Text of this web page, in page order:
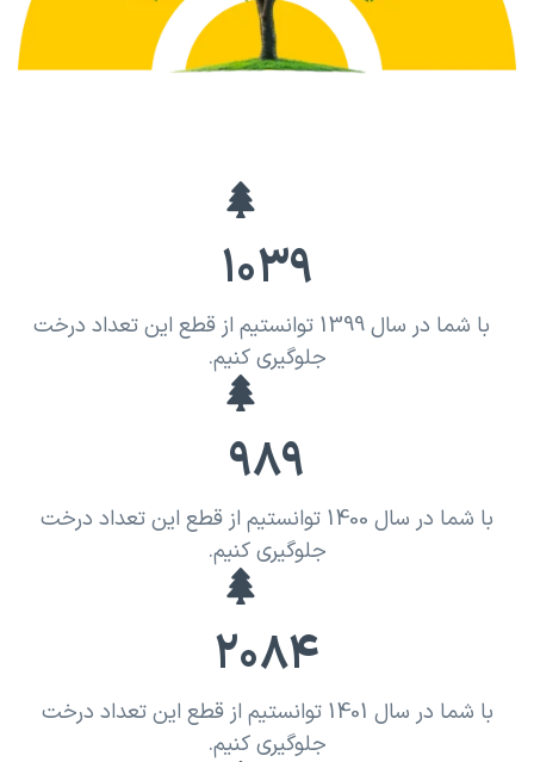
1039
با شما در سال 1399 توانستیم از قطع این تعداد درخت
جلوگیری کنیم.
989
با شما در سال 1400 توانستیم از قطع این تعداد درخت
جلوگیری کنیم.
2084
با شما در سال 1401 توانستیم از قطع این تعداد درخت
جلوگیری کنیم.